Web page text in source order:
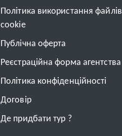
Політика використання файлів
cookie
Публічна оферта
Реєстраційна форма агентства
Політика конфіденційності
Договiр
Де придбати тур ?